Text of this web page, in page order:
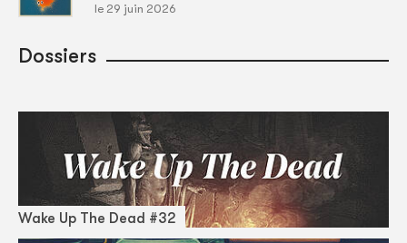
le 29 juin 2026
Dossiers
Wake Up The Dead #32